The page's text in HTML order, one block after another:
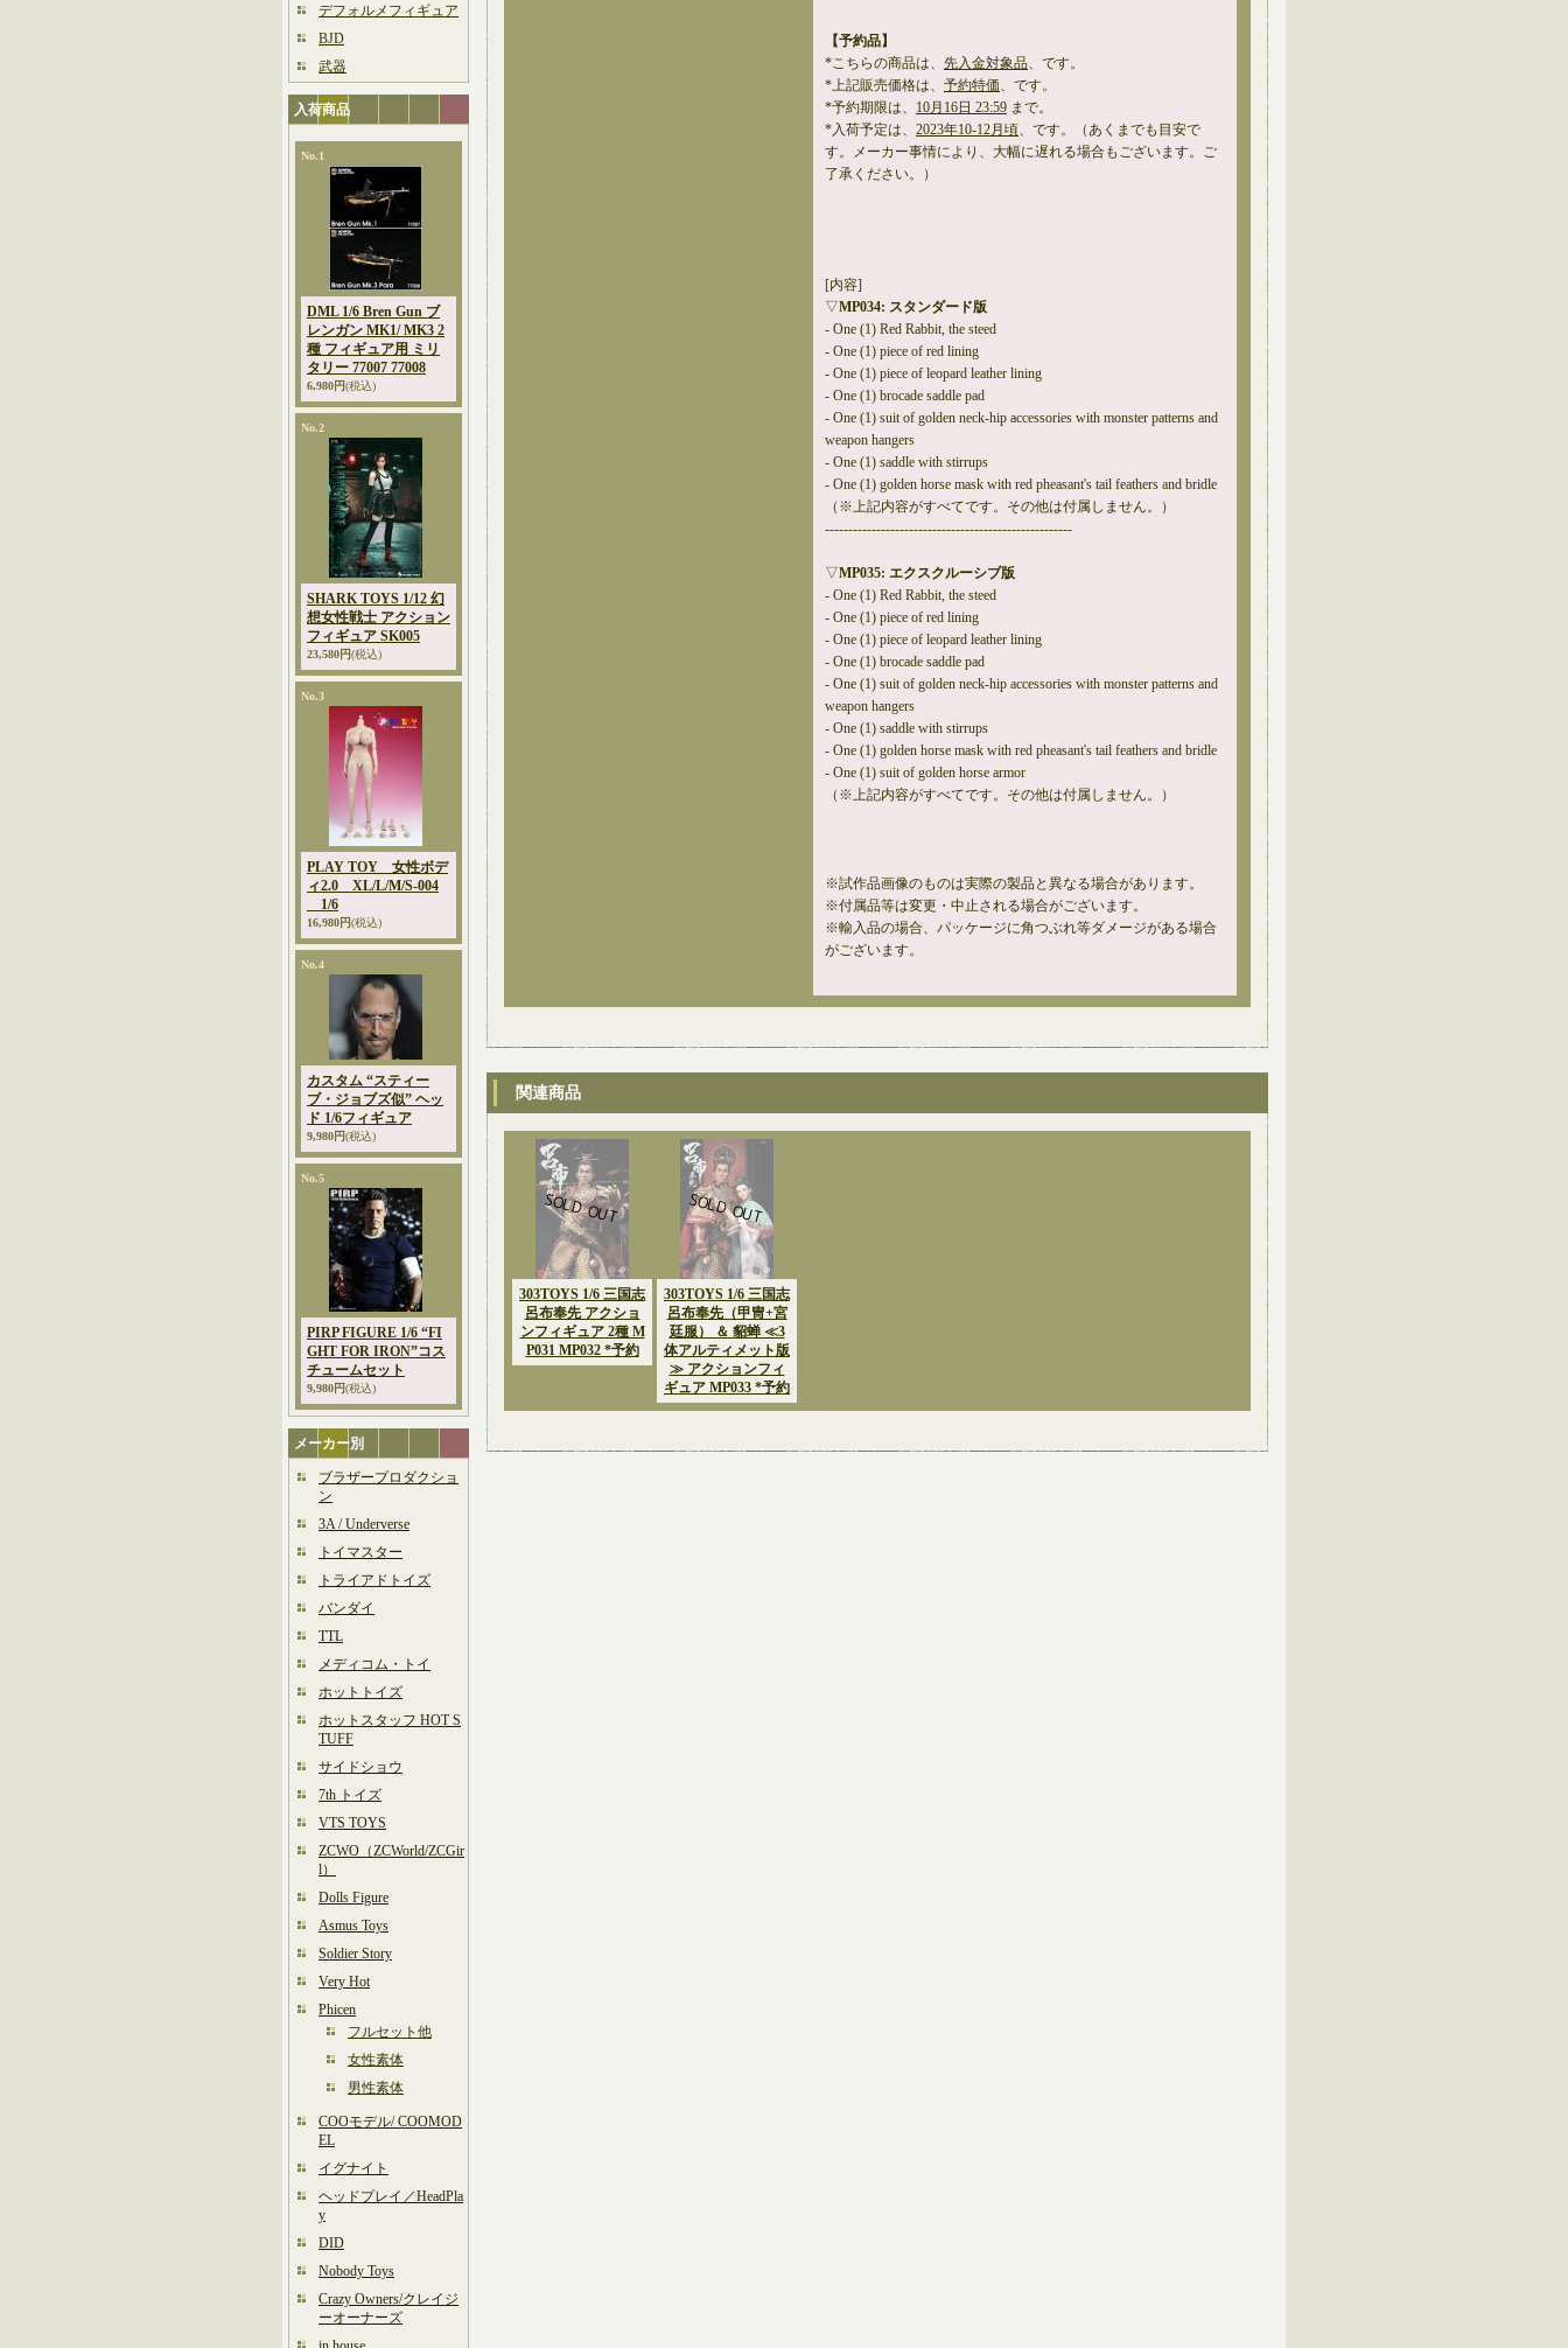
デフォルメフィギュア
BJD
武器
入荷商品
No.1
DML 1/6 Bren Gun ブ
レンガン MK1/ MK3 2
種 フィギュア用 ミリ
タリー 77007 77008
6,980円(税込)
No.2
SHARK TOYS 1/12 幻
想女性戦士 アクション
フィギュア SK005
23,580円(税込)
No.3
PLAY TOY 女性ボデ
ィ2.0 XL/L/M/S-004
1/6
16,980円(税込)
No.4
カスタム “スティー
ブ・ジョブズ似” ヘッ
ド 1/6フィギュア
9,980円(税込)
No.5
PIRP FIGURE 1/6 “FI
GHT FOR IRON”コス
チュームセット
9,980円(税込)
メーカー別
ブラザープロダクショ
ン
3A / Underverse
トイマスター
トライアドトイズ
バンダイ
TTL
メディコム・トイ
ホットトイズ
ホットスタッフ HOT S
TUFF
サイドショウ
7th トイズ
VTS TOYS
ZCWO（ZCWorld/ZCGir
l）
Dolls Figure
Asmus Toys
Soldier Story
Very Hot
Phicen
フルセット他
女性素体
男性素体
COOモデル/ COOMOD
EL
イグナイト
ヘッドプレイ／HeadPla
y
DID
Nobody Toys
Crazy Owners/クレイジ
ーオーナーズ
【予約品】
*こちらの商品は、 先入金対象品、です。
*上記販売価格は、 予約特価、です。
*予約期限は、 10月16日 23:59 まで。
*入荷予定は、 2023年10-12月頃、です。（あくまでも目安で
す。メーカー事情により、大幅に遅れる場合もございます。ご
了承ください。）
[内容]
▽MP034: スタンダード版
- One (1) Red Rabbit, the steed
- One (1) piece of red lining
- One (1) piece of leopard leather lining
- One (1) brocade saddle pad
- One (1) suit of golden neck-hip accessories with monster patterns and
weapon hangers
- One (1) saddle with stirrups
- One (1) golden horse mask with red pheasant's tail feathers and bridle
（※上記内容がすべてです。その他は付属しません。）
-----------------------------------------------------
▽MP035: エクスクルーシブ版
- One (1) Red Rabbit, the steed
- One (1) piece of red lining
- One (1) piece of leopard leather lining
- One (1) brocade saddle pad
- One (1) suit of golden neck-hip accessories with monster patterns and
weapon hangers
- One (1) saddle with stirrups
- One (1) golden horse mask with red pheasant's tail feathers and bridle
- One (1) suit of golden horse armor
（※上記内容がすべてです。その他は付属しません。）
※試作品画像のものは実際の製品と異なる場合があります。
※付属品等は変更・中止される場合がございます。
※輸入品の場合、パッケージに角つぶれ等ダメージがある場合
がございます。
関連商品
303TOYS 1/6 三国志
呂布奉先 アクショ
ンフィギュア 2種 M
P031 MP032 *予約
303TOYS 1/6 三国志
呂布奉先（甲冑+宮
廷服） ＆ 貂蝉 ≪3
体アルティメット版
≫ アクションフィ
ギュア MP033 *予約